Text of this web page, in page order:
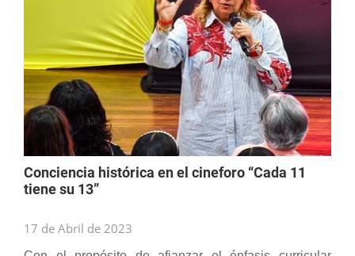
Conciencia histórica en el cineforo “Cada 11
tiene su 13”
17 de Abril de 2023